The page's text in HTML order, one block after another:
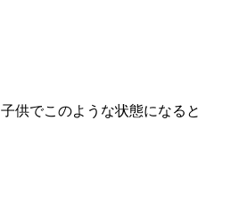
子供でこのような状態になると